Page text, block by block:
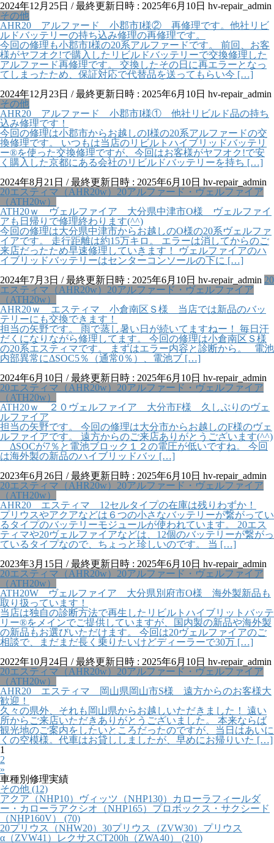
2024年12月25日 / 最終更新日時 : 2025年6月10日 hv-repair_admin
その他
AHR20 アルファード 小郡市I様② 再修理です。他社リビ
ルドバッテリーの持ち込み修理の再修理です。
今回の修理も小郡市I様の20系アルファードです。 前回、お客
様がヤフオク!で購入したリビルドバッテリーで交換修理した
アルファード再修理です。 交換したその日に再エラーとなっ
てしまったため、保証対応で代替品を送ってもらい今 […]
2024年12月23日 / 最終更新日時 : 2025年6月10日 hv-repair_admin
その他
AHR20 アルファード 小郡市I様① 他社リビルド品の持ち
込み修理です！
今回の修理は小郡市からお越しのI様の20系アルファードの交
換修理です。 いつもは当店のリビルトハイブリッドバッテリ
ー®を使った交換修理ですが、今回はお客様がヤフオク!で安
く購入した京都にある会社のリビルドバッテリーを持ち […]
2024年8月21日 / 最終更新日時 : 2025年6月10日 hv-repair_admin
20エスティマ（AHR20w）20アルファード・ヴェルファイア
（ATH20w）
ATH20ｗ ヴェルファイア 大分県中津市O様 ヴェルファイ
アも日帰りで修理終わります(^^)
今回の修理は大分県中津市からお越しのO様の20系ヴェルファ
イアです。 走行距離は約15万キロ。 エラーは消してからのご
来店だったため早速修理していきます！ ヴェルファイアのハ
イブリッドバッテリーはセンターコンソールの下に […]
2024年7月3日 / 最終更新日時 : 2025年6月10日 hv-repair_admin 20
エスティマ（AHR20w）20アルファード・ヴェルファイア
（ATH20w）
AHR20ｗ エスティマ 小倉南区Ｓ様 当店では新品のバッ
テリーにも交換できます！
担当の矢野です。 雨で蒸し暑い日が続いてますねー！ 毎日汗
だくになりながら修理してます。 今回の修理は小倉南区Ｓ様
の20系エスティマです。 まずはエラー内容と診断から。 電池
内部異常にΔSOC5％（通常0％）、電池ブ […]
2024年6月10日 / 最終更新日時 : 2025年6月10日 hv-repair_admin
20エスティマ（AHR20w）20アルファード・ヴェルファイア
（ATH20w）
ATH20ｗ ２０ヴェルファイア 大分市F様 久しぶりのヴェ
ルファイア
担当の矢野です。 今回の修理は大分市からお越しのF様のヴェ
ルファイアです。 遠方からのご来店ありがとうございます(^^)
ΔSOCが7％と電池ブロック１２の電圧が低いですね。 今回
は海外製の新品のハイブリッドバッ […]
2023年6月26日 / 最終更新日時 : 2025年6月10日 hv-repair_admin
20エスティマ（AHR20w）20アルファード・ヴェルファイア
（ATH20w）
AHR20 エスティマ 12セルタイプの在庫は残りわずか！
プリウスやアクアなどは６つの小さなバッテリーが繋がってい
るタイプのバッテリーモジュールが使われています。 20エス
ティマや20ヴェルファイアなどは、12個のバッテリーが繋がっ
ているタイプなので、ちょっと珍しいのです。 当 […]
2023年3月15日 / 最終更新日時 : 2025年6月10日 hv-repair_admin
20エスティマ（AHR20w）20アルファード・ヴェルファイア
（ATH20w）
ATH20W ヴェルファイア 大分県別府市O様 海外製新品も
取り扱っています！
当店は独自の診断方法で再生したリビルトハイブリットバッテ
リー®をメインでご提供していますが、国内製の新品や海外製
の新品もお選びいただけます。 今回は20ヴェルファイアのご
相談で、まだまだ長く乗りたいけどディーラーで30万 […]
2022年10月24日 / 最終更新日時 : 2025年6月10日 hv-repair_admin
20エスティマ（AHR20w）20アルファード・ヴェルファイア
（ATH20w）
AHR20 エスティマ 岡山県岡山市S様 遠方からのお客様大
歓迎！
久々の県外、それも岡山県からお越しいただきました！ 遠い
所からご来店いただきありがとうございました。 本来ならば
観光地のご案内をしたいところだったのですが、当日はあいに
くの空模様。代車はお貸ししましたが、早めにお帰りいた […]
投
稿
の
ペ
ー
ジ
送
り
固
定
ペ
ー
ジ
1
固
定
ペ
ー
ジ
2
»
車種別修理実績
その他 (12)
アクア（NHP10）ヴィッツ（NHP130）カローラフィールダ
ー・カローラアクシオ（NHP165）プロボックス・サクシード
（NHP160V） (70)
20プリウス（NHW20）30プリウス（ZVW30）プリウス
α（ZVW41）レクサスCT200h（ZWA40） (210)